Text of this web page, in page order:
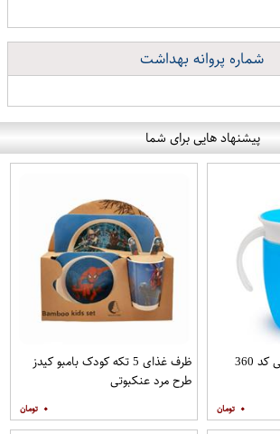
شماره پروانه بهداشت
پیشنهاد هایی برای شما
360
۰
ظرف غذای 5 تکه کودک بامبو کیدز
طرح مرد عنکبوتی
۰